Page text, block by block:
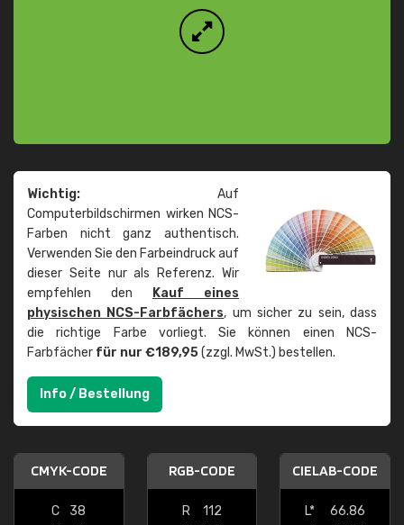
Wichtig: Auf
Computerbildschirmen wirken NCS-
Farben nicht ganz authentisch.
Verwenden Sie den Farbeindruck auf
dieser Seite nur als Referenz. Wir
empfehlen den
Kauf eines
physischen NCS-Farbfächers, um sicher zu sein, dass
die richtige Farbe vorliegt. Sie können einen NCS-
Farbfächer für nur €189,95(zzgl. MwSt.) bestellen.
Info / Bestellung
CMYK-CODE
C
38
RGB-CODE
R
112
CIELAB-CODE
L*
66.86